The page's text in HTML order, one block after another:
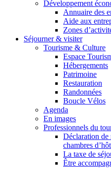
Développement
Annuaire des
Aide aux
Zones
Séjourner & visiter
Tourisme & Culture
Espace
Hébergements
Patrimoine
Restauration
Randonnées
Boucle Vélos
Agenda
En images
Professionnels du
Déclaration de
chambres
La taxe de
Être